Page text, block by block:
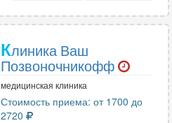
Клиника Ваш
Позвоночникофф
медицинская клиника
Стоимость приема: от 1700 до
2720